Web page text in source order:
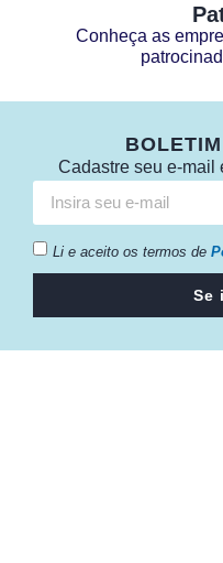
Conheça as
Cadastre seu e-mail
Li e aceito os termos de
Se